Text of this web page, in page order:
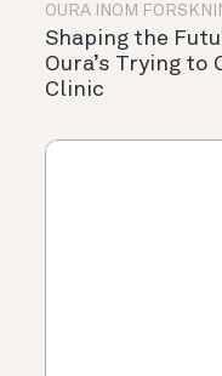
OURA INOM
Shaping the
Oura’s Trying to
Clinic